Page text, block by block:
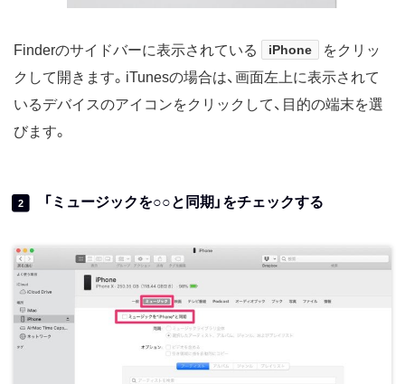
Finderのサイドバーに表示されている iPhone
をクリッ
クして開きます。iTunesの場合は、画面左上に表示されて
いるデバイスのアイコンをクリックして、目的の端末を選
びます。
2 「ミュージックを○○と同期」をチェックする